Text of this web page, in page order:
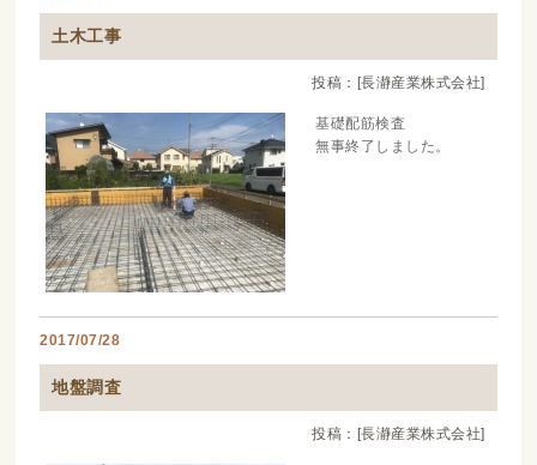
土木工事
投稿：[長瀞産業株式会社]
基礎配筋検査
無事終了しました。
2017/07/28
地盤調査
投稿：[長瀞産業株式会社]